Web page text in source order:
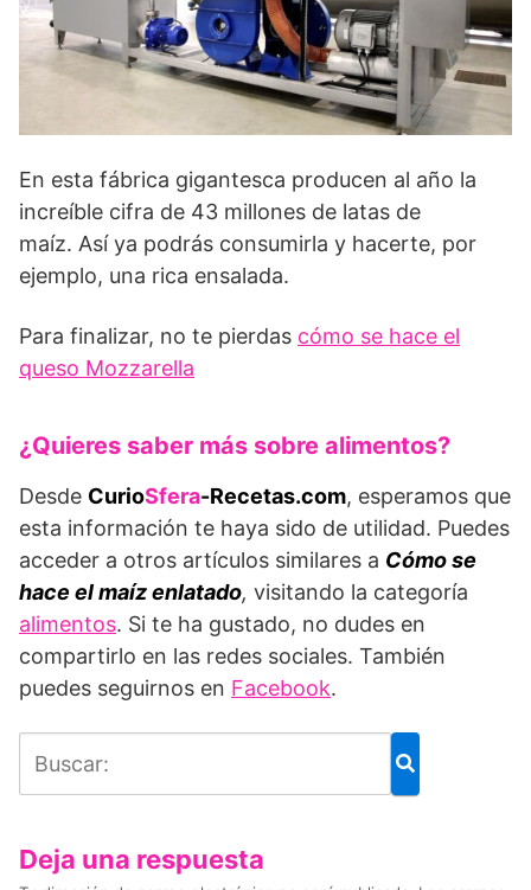
En esta fábrica gigantesca producen al año la
increíble cifra de 43 millones de latas de
maíz. Así ya podrás consumirla y hacerte, por
ejemplo, una rica ensalada.
Para finalizar, no te pierdas cómo se hace el
queso Mozzarella
¿Quieres saber más sobre alimentos?
Desde CurioSfera-Recetas.com, esperamos que
esta información te haya sido de utilidad. Puedes
acceder a otros artículos similares a Cómo se
hace el maíz enlatado, visitando la categoría
alimentos. Si te ha gustado, no dudes en
compartirlo en las redes sociales. También
puedes seguirnos en Facebook.
Deja una respuesta